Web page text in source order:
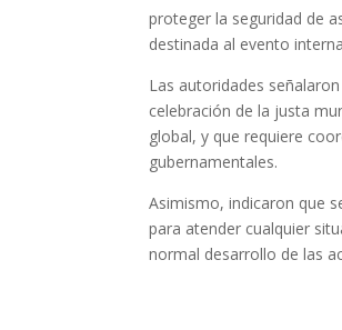
proteger la seguridad de
destinada al evento
Las autoridades
celebración de la justa
global, y que requiere
gubernamentales.
Asimismo, indicaron que
para atender cualquier
normal desarrollo de las